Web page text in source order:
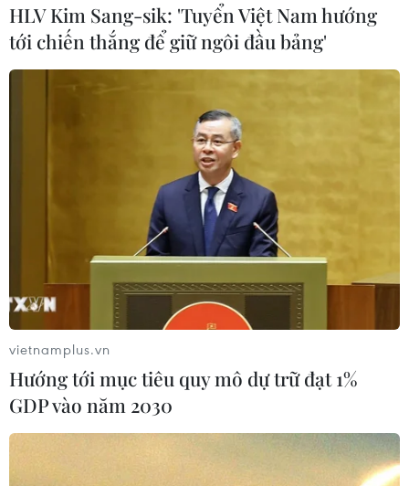
HLV Kim Sang-sik: 'Tuyển Việt Nam hướng
tới chiến thắng để giữ ngôi đầu bảng'
vietnamplus.vn
Hướng tới mục tiêu quy mô dự trữ đạt 1%
GDP vào năm 2030